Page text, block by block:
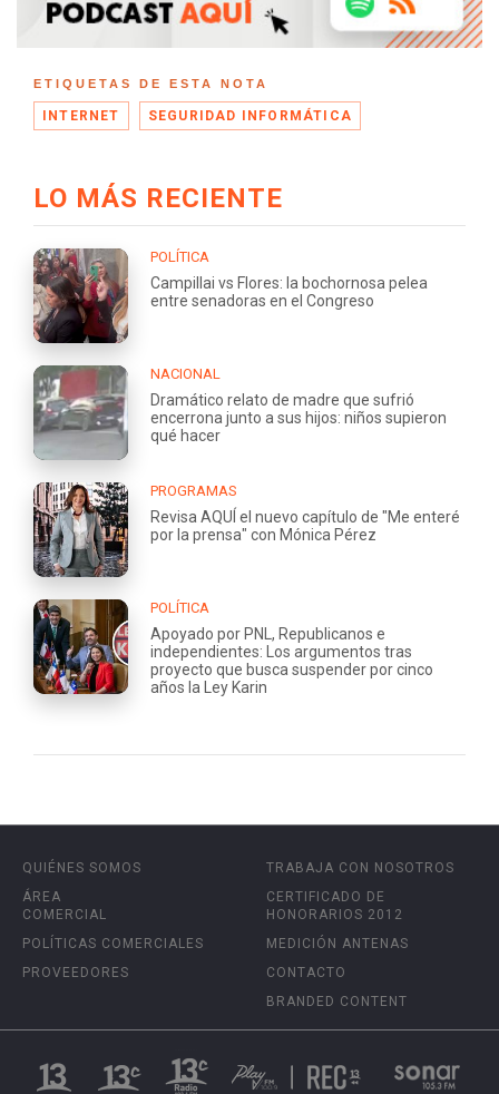
ETIQUETAS DE ESTA NOTA
INTERNET SEGURIDAD INFORMÁTICA
LO MÁS RECIENTE
POLÍTICA
Campillai vs Flores: la bochornosa pelea
entre senadoras en el Congreso
NACIONAL
Dramático relato de madre que sufrió
encerrona junto a sus hijos: niños supieron
qué hacer
PROGRAMAS
Revisa AQUÍ el nuevo capítulo de "Me enteré
por la prensa" con Mónica Pérez
POLÍTICA
Apoyado por PNL, Republicanos e
independientes: Los argumentos tras
proyecto que busca suspender por cinco
años la Ley Karin
QUIÉNES SOMOS
ÁREA
COMERCIAL
POLÍTICAS COMERCIALES
PROVEEDORES
TRABAJA CON NOSOTROS
CERTIFICADO DE
HONORARIOS 2012
MEDICIÓN ANTENAS
CONTACTO
BRANDED CONTENT